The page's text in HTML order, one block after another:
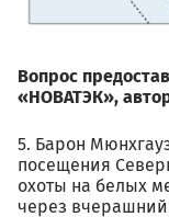
Вопрос
«НОВАТЭК»,
5. Барон
посещения
охоты на белых
через